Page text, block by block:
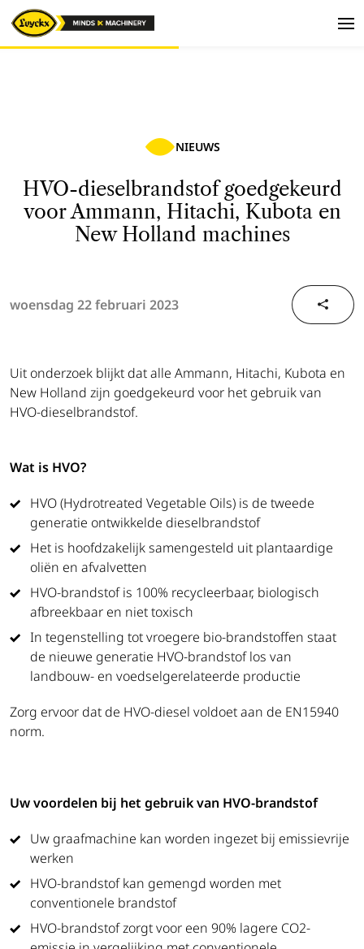
NIEUWS
HVO-dieselbrandstof goedgekeurd
voor Ammann, Hitachi, Kubota en
New Holland machines
woensdag 22 februari 2023
Uit onderzoek blijkt dat alle Ammann, Hitachi, Kubota en
New Holland zijn goedgekeurd voor het gebruik van
HVO-dieselbrandstof.
Wat is HVO?
HVO (Hydrotreated Vegetable Oils) is de tweede
generatie ontwikkelde dieselbrandstof
Het is hoofdzakelijk samengesteld uit plantaardige
oliën en afvalvetten
HVO-brandstof is 100% recycleerbaar, biologisch
afbreekbaar en niet toxisch
In tegenstelling tot vroegere bio-brandstoffen staat
de nieuwe generatie HVO-brandstof los van
landbouw- en voedselgerelateerde productie
Zorg ervoor dat de HVO-diesel voldoet aan de EN15940
norm.
Uw voordelen bij het gebruik van HVO-brandstof
Uw graafmachine kan worden ingezet bij emissievrije
werken
HVO-brandstof kan gemengd worden met
conventionele brandstof
HVO-brandstof zorgt voor een 90% lagere CO2-